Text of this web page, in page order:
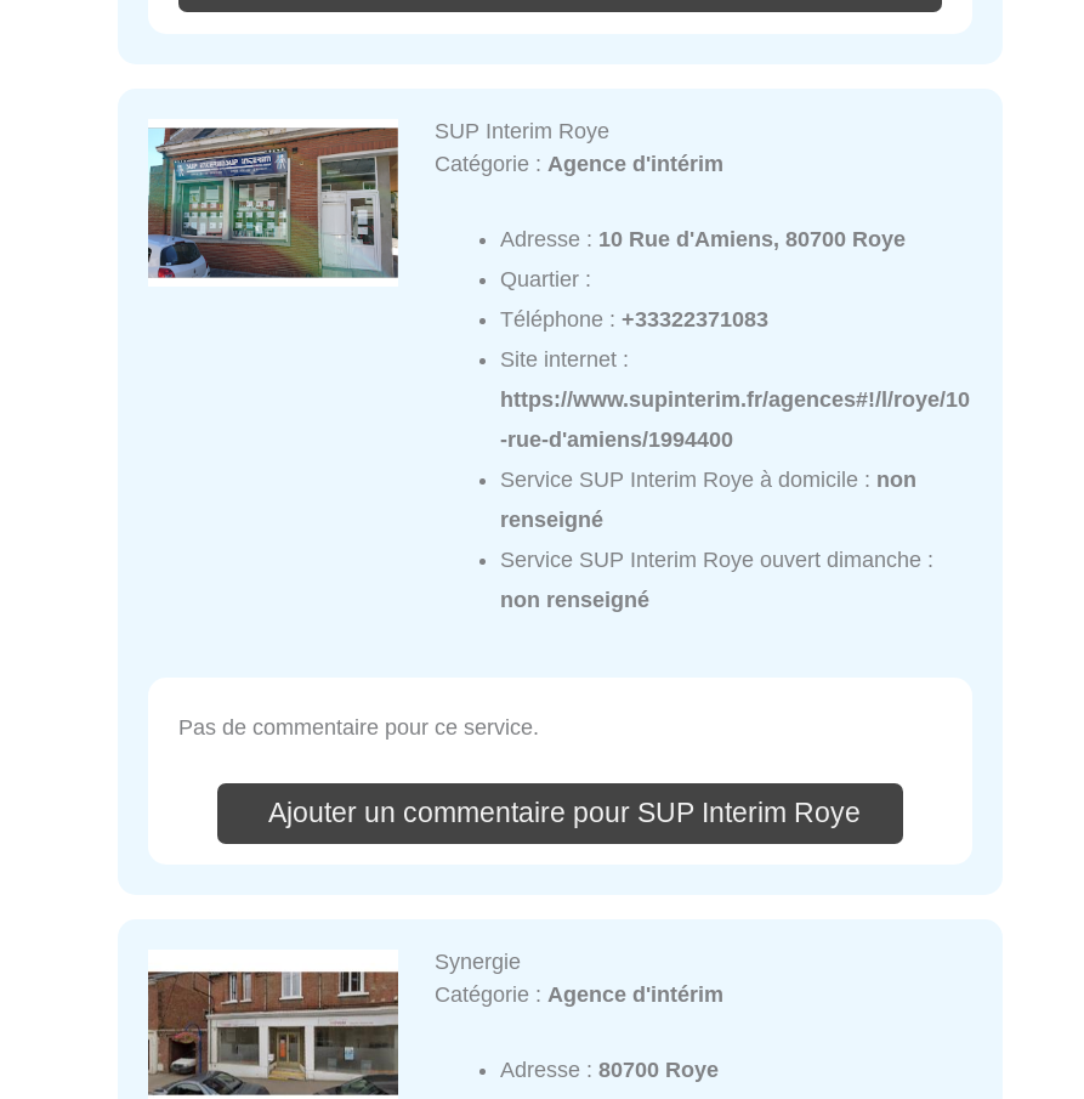
SUP Interim Roye
Catégorie :Agence d'intérim
Adresse : 10 Rue d'Amiens, 80700 Roye
Quartier :
Téléphone :+33322371083
Site internet :
https://www.supinterim.fr/agences#!/l/roye/10
-rue-d'amiens/1994400
Service SUP Interim Roye à domicile : non
renseigné
Service SUP Interim Roye ouvert dimanche :
non renseigné
Pas de commentaire pour ce service.
Ajouter un commentaire pour SUP Interim Roye
Synergie
Catégorie :Agence d'intérim
Adresse :80700 Roye